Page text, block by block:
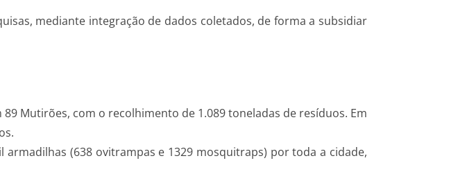
mediante integração de dados coletados, de forma a subsidiar
Mutirões, com o recolhimento de 1.089 toneladas de resíduos. Em
armadilhas (638 ovitrampas e 1329 mosquitraps) por toda a cidade,